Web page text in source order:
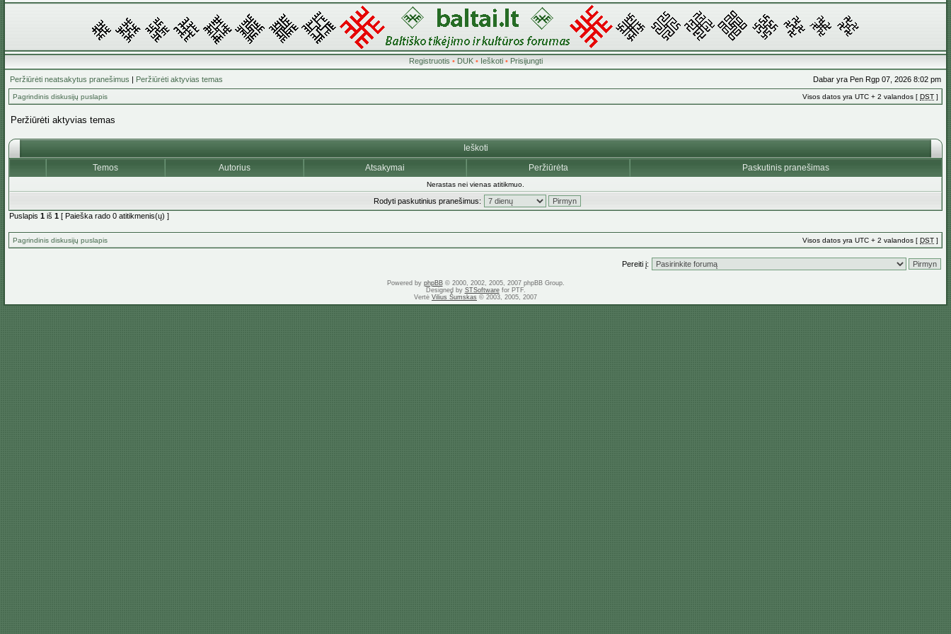
Registruotis • DUK• Ieškoti• Prisijungti
Peržiūrėti neatsakytus pranešimus | Peržiūrėti aktyvias temas Dabar yra Pen Rgp 07, 2026 8:02 pm
Pagrindinis diskusijų puslapis Visos datos yra UTC + 2 valandos [ DST ]
Peržiūrėti aktyvias temas
Ieškoti
Temos
Autorius Atsakymai Peržiūrėta Paskutinis pranešimas
Nerastas nei vienas atitikmuo.
Rodyti paskutinius pranešimus:
Puslapis 1 iš 1 [ Paieška rado 0 atitikmenis(ų) ]
Pagrindinis diskusijų puslapis Visos datos yra UTC + 2 valandos [ DST ]
Pereiti į:
Powered by phpBB© 2000, 2002, 2005, 2007 phpBB Group.
Designed by STSoftwarefor PTF.
Vertė Vilius Šumskas © 2003, 2005, 2007